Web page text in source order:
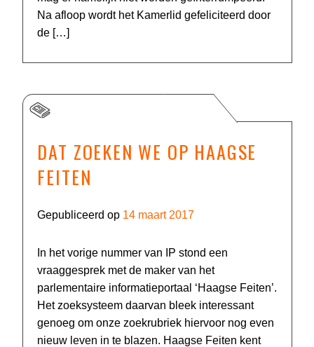
Na afloop wordt het Kamerlid gefeliciteerd door
de […]
DAT ZOEKEN WE OP HAAGSE
FEITEN
Gepubliceerd op 14 maart 2017
In het vorige nummer van IP stond een
vraaggesprek met de maker van het
parlementaire informatieportaal ‘Haagse Feiten’.
Het zoeksysteem daarvan bleek interessant
genoeg om onze zoekrubriek hiervoor nog even
nieuw leven in te blazen. Haagse Feiten kent